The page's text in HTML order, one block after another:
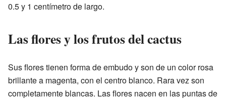
0.5 y 1 centímetro de largo.
Las flores y los frutos del cactus
Sus flores tienen forma de embudo y son de un color rosa
brillante a magenta, con el centro blanco. Rara vez son
completamente blancas. Las flores nacen en las puntas de